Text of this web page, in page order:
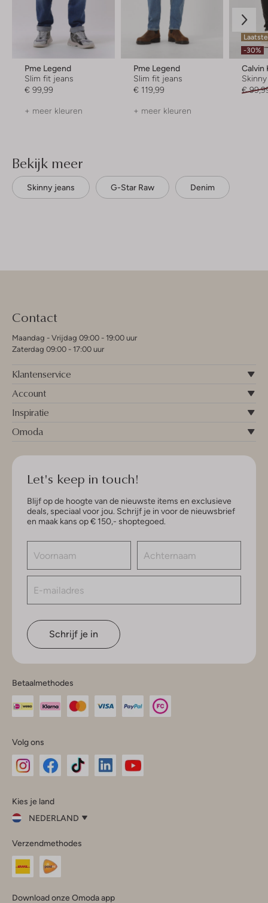
Pme Legend
Slim fit jeans
€ 99,99
+ meer kleuren
Pme Legend
Slim fit jeans
€ 119,99
+ meer kleuren
-30%
Calvin
€
Bekijk meer
Skinny jeans G-Star Raw Denim
Contact
Maandag - Vrijdag 09:00 - 19:00 uur
Zaterdag 09:00 - 17:00 uur
Klantenservice
Account
Inspiratie
Omoda
Let's keep in touch!
Blijf op de hoogte van de nieuwste items en exclusieve
deals, speciaal voor jou. Schrijf je in voor de nieuwsbrief
en maak kans op € 150,- shoptegoed.
Schrijf je in
Betaalmethodes
Volg ons
InstagramFacebook
Kies je land
NEDERLAND
je
land
Nederland
Verzendmethodes
Download onze Omoda app